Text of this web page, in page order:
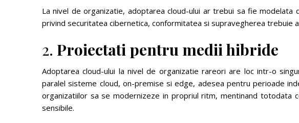
La nivel de organizatie, adoptarea cloud-ului ar trebui sa fie
privind securitatea cibernetica, conformitatea si supravegherea trebuie
2. Proiectati pentru medii hibride
Adoptarea cloud-ului la nivel de organizatie rareori are loc intr-o
paralel sisteme cloud, on-premise si edge, adesea pentru perioade
organizatiilor sa se modernizeze in propriul ritm, mentinand totodata
sensibile.